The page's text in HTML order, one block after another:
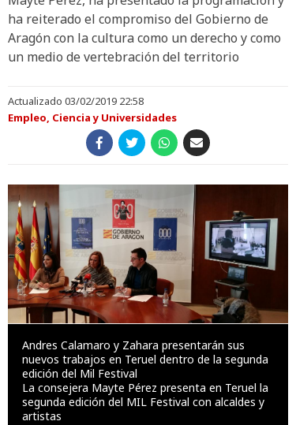
ha reiterado el compromiso del Gobierno de
Aragón con la cultura como un derecho y como
un medio de vertebración del territorio
Actualizado 03/02/2019 22:58
Empleo, Ciencia y Universidades
Andres Calamaro y Zahara presentarán sus
nuevos trabajos en Teruel dentro de la segunda
edición del Mil Festival
La consejera Mayte Pérez presenta en Teruel la
segunda edición del MIL Festival con alcaldes y
artistas